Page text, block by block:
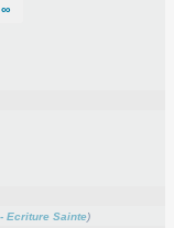
∞
Ecriture Sainte)